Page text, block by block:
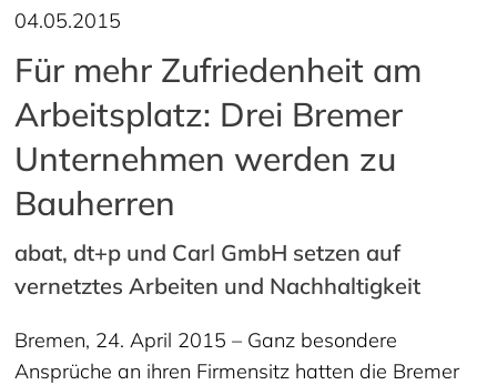
04.05.2015
Für mehr Zufriedenheit am
Arbeitsplatz: Drei Bremer
Unternehmen werden zu
Bauherren
abat, dt+p und Carl GmbH setzen auf
vernetztes Arbeiten und Nachhaltigkeit
Bremen, 24. April 2015 – Ganz besondere
Ansprüche an ihren Firmensitz hatten die Bremer